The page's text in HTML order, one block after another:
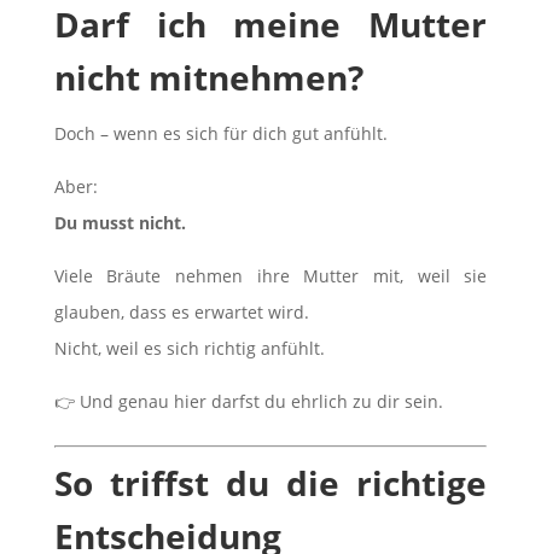
Darf ich meine Mutter
nicht mitnehmen?
Doch – wenn es sich für dich gut anfühlt.
Aber:
Du musst nicht.
Viele Bräute nehmen ihre Mutter mit, weil sie
glauben, dass es erwartet wird.
Nicht, weil es sich richtig anfühlt.
👉 Und genau hier darfst du ehrlich zu dir sein.
So triffst du die richtige
Entscheidung